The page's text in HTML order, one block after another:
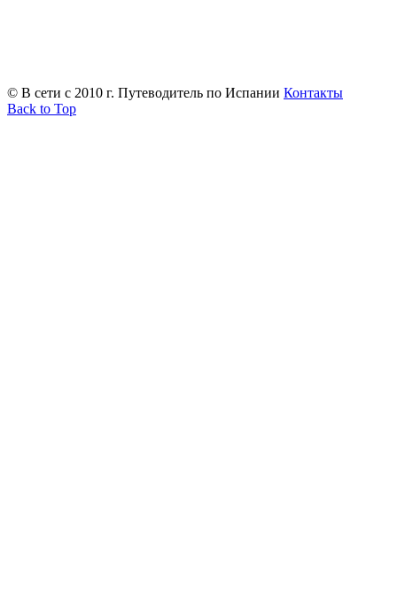
© В сети с 2010 г. Путеводитель по Испании Контакты
Back to Top